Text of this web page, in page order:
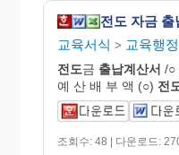
전도 자금 출
교육서식 > 교육행정
전도금 출납계산서 /○
예 산 배 부 액 (○) 전
조회수: 48 | 다운로드: